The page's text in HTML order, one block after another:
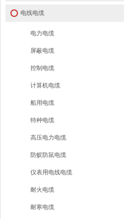
电线电缆
电力电缆
屏蔽电缆
控制电缆
计算机电缆
船用电缆
特种电缆
高压电力电缆
防蚁防鼠电缆
仪表用电线电缆
耐火电缆
耐寒电缆